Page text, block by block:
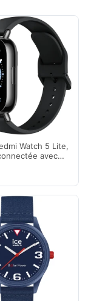
Watch 5 Lite,
avec